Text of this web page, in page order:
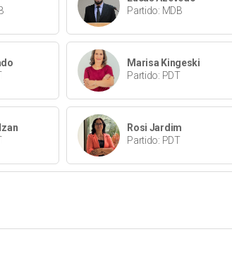
Partido: MDB
Marisa Kingeski
Partido: PDT
Rosi Jardim
Partido: PDT